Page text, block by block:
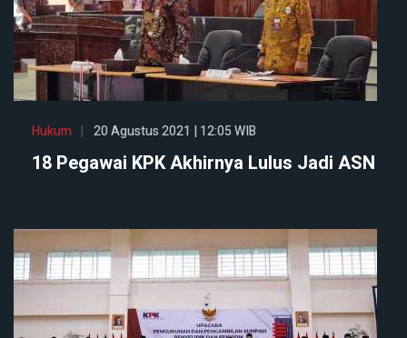
Hukum 20 Agustus 2021 | 12:05 WIB
18 Pegawai KPK Akhirnya Lulus Jadi ASN